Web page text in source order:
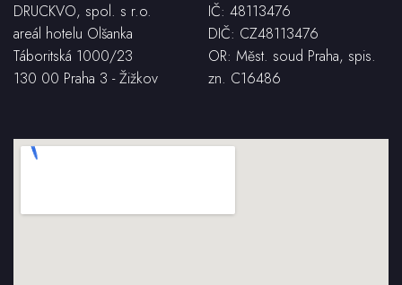
DRUCKVO, spol. s r.o.
areál hotelu Olšanka
Táboritská 1000/23
130 00 Praha 3 - Žižkov
IČ: 48113476
DIČ: CZ48113476
OR: Měst. soud Praha, spis.
zn. C16486